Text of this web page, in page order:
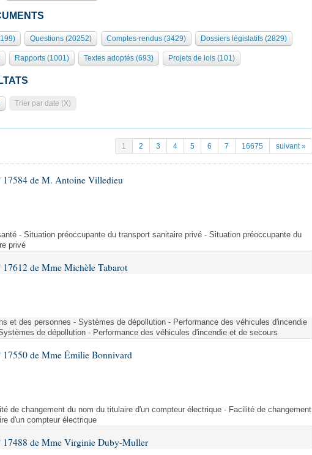
Questions (20252) Comptes-rendus (3429) Dossiers législatifs (2829)
Rapports (1001) Textes adoptés (693) Projets de lois (101)
Trier par date (X)
1 2 3 4 5 6 7 16675 suivant »
17584 de M. Antoine Villedieu
- Situation préoccupante du transport sanitaire privé - Situation préoccupante du
privé
17612 de Mme Michèle Tabarot
et des personnes - Systèmes de dépollution - Performance des véhicules d'incendie
de dépollution - Performance des véhicules d'incendie et de secours
17550 de Mme Émilie Bonnivard
de changement du nom du titulaire d'un compteur électrique - Facilité de changement
d'un compteur électrique
17488 de Mme Virginie Duby-Muller